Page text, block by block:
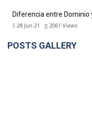
Diferencia entre Dominio
28 Jun 21 2061 Views
POSTS GALLERY